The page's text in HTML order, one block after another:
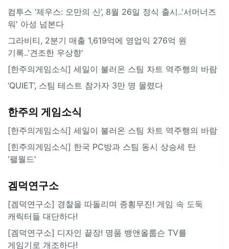
컴투스 ‘제우스: 오만의 신’, 8월 26일 정식 출시..'서머너즈
워' 아성 넘본다
그라비티, 2분기 매출 1,619억에 영업익 276억 원
기록..'견조한 우상향'
[한주의게임소식] 세일이 불러온 스팀 차트 역주행의 바람
‘QUIET’, 스팀 테스트 참가자 3만 명 몰렸다
한주의 게임소식
[한주의게임소식] 세일이 불러온 스팀 차트 역주행의 바람
[힌주의게임소식] 한국 PC방과 스팀 동시 상승세 탄
'팰월드'
겜덕연구소
[겜덕연구소] 경찰을 따돌리며 종횡무진! 게임 속 도둑
캐릭터들 대단하다!
[겜덕연구소] 디자인 끝장! 명품 뱅앤올룹슨 TV를
게임기로 개조하다!